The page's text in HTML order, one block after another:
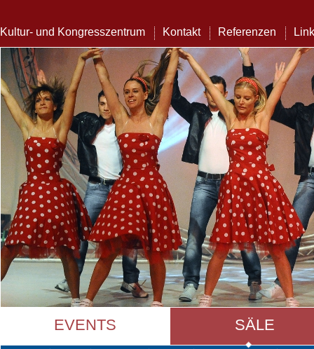
Kultur- und Kongresszentrum Kontakt Referenzen
EVENTS SÄLE